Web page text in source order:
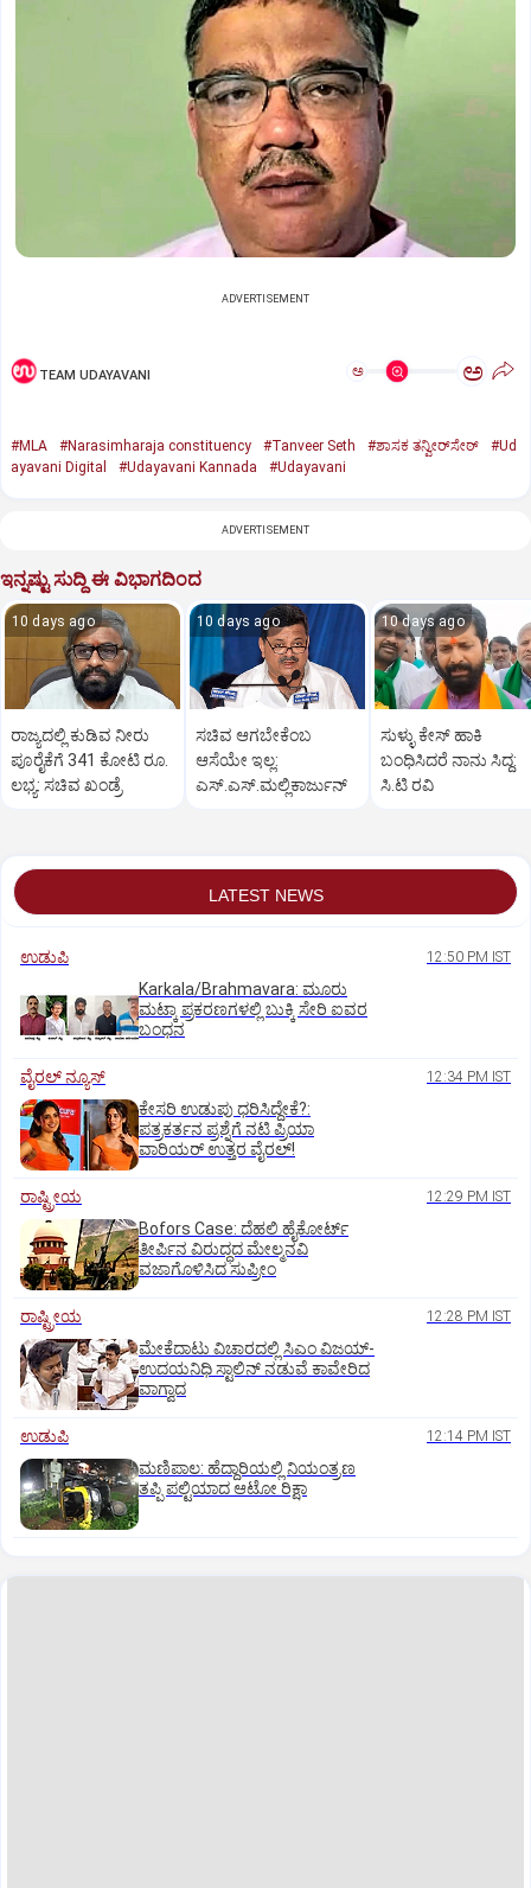
ADVERTISEMENT
TEAM UDAYAVANI ಅ ಅ
#MLA #Narasimharaja constituency #Tanveer Seth #ಶಾಸಕ ತನ್ವೀರ್‌ಸೇಠ್
#Ud
ayavani Digital
#Udayavani Kannada #Udayavani
ADVERTISEMENT
ಇನ್ನಷ್ಟು ಸುದ್ದಿ ಈ ವಿಭಾಗದಿಂದ
10 days ago
ರಾಜ್ಯದಲ್ಲಿ ಕುಡಿವ ನೀರು
ಪೂರೈಕೆಗೆ 341 ಕೋಟಿ ರೂ.
ಲಭ್ಯ: ಸಚಿವ ಖಂಡ್ರೆ
10 days ago
ಸಚಿವ ಆಗಬೇಕೆಂಬ
ಆಸೆಯೇ ಇಲ್ಲ:
ಎಸ್‌.ಎಸ್.ಮಲ್ಲಿಕಾರ್ಜುನ್‌
10 days ago
ಸುಳ್ಳು ಕೇಸ್ ಹಾಕಿ
ಬಂಧಿಸಿದರೆ ನಾನು ಸಿದ್ದ:
ಸಿ.ಟಿ ರವಿ
LATEST NEWS
ಉಡುಪಿ 12:50 PM IST
Karkala/Brahmavara: ಮೂರು
ಮಟ್ಕಾ ಪ್ರಕರಣಗಳಲ್ಲಿ ಬುಕ್ಕಿ ಸೇರಿ ಐವರ
ಬಂಧನ
ವೈರಲ್ ನ್ಯೂಸ್ 12:34 PM IST
ಕೇಸರಿ ಉಡುಪು ಧರಿಸಿದ್ದೇಕೆ?:
ಪತ್ರಕರ್ತನ ಪ್ರಶ್ನೆಗೆ ನಟಿ ಪ್ರಿಯಾ
ವಾರಿಯರ್ ಉತ್ತರ ವೈರಲ್!
ರಾಷ್ಟ್ರೀಯ 12:29 PM IST
Bofors Case: ದೆಹಲಿ ಹೈಕೋರ್ಟ್‌
ತೀರ್ಪಿನ ವಿರುದ್ಧದ ಮೇಲ್ಮನವಿ
ವಜಾಗೊಳಿಸಿದ ಸುಪ್ರೀಂ
ರಾಷ್ಟ್ರೀಯ 12:28 PM IST
ಮೇಕೆದಾಟು ವಿಚಾರದಲ್ಲಿ ಸಿಎಂ ವಿಜಯ್-
ಉದಯನಿಧಿ ಸ್ಟಾಲಿನ್ ನಡುವೆ ಕಾವೇರಿದ
ವಾಗ್ವಾದ
ಉಡುಪಿ 12:14 PM IST
ಮಣಿಪಾಲ: ಹೆದ್ದಾರಿಯಲ್ಲಿ ನಿಯಂತ್ರಣ
ತಪ್ಪಿ ಪಲ್ಟಿಯಾದ ಆಟೋ ರಿಕ್ಷಾ